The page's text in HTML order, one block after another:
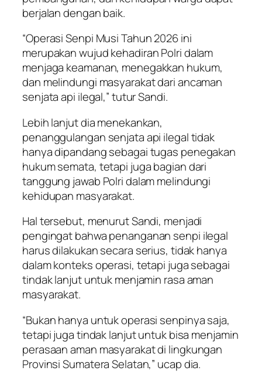
berjalan dengan baik.
“Operasi Senpi Musi Tahun 2026 ini
merupakan wujud kehadiran Polri dalam
menjaga keamanan, menegakkan hukum,
dan melindungi masyarakat dari ancaman
senjata api ilegal,” tutur Sandi.
Lebih lanjut dia menekankan,
penanggulangan senjata api ilegal tidak
hanya dipandang sebagai tugas penegakan
hukum semata, tetapi juga bagian dari
tanggung jawab Polri dalam melindungi
kehidupan masyarakat.
Hal tersebut, menurut Sandi, menjadi
pengingat bahwa penanganan senpi ilegal
harus dilakukan secara serius, tidak hanya
dalam konteks operasi, tetapi juga sebagai
tindak lanjut untuk menjamin rasa aman
masyarakat.
“Bukan hanya untuk operasi senpinya saja,
tetapi juga tindak lanjut untuk bisa menjamin
perasaan aman masyarakat di lingkungan
Provinsi Sumatera Selatan,” ucap dia.